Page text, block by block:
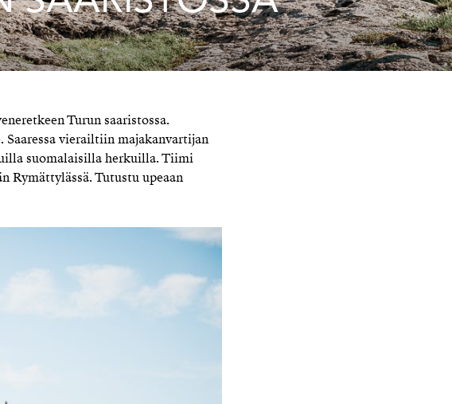
Turun saaristossa.
vierailtiin majakanvartijan
suomalaisilla herkuilla. Tiimi
Rymättylässä. Tutustu upeaan